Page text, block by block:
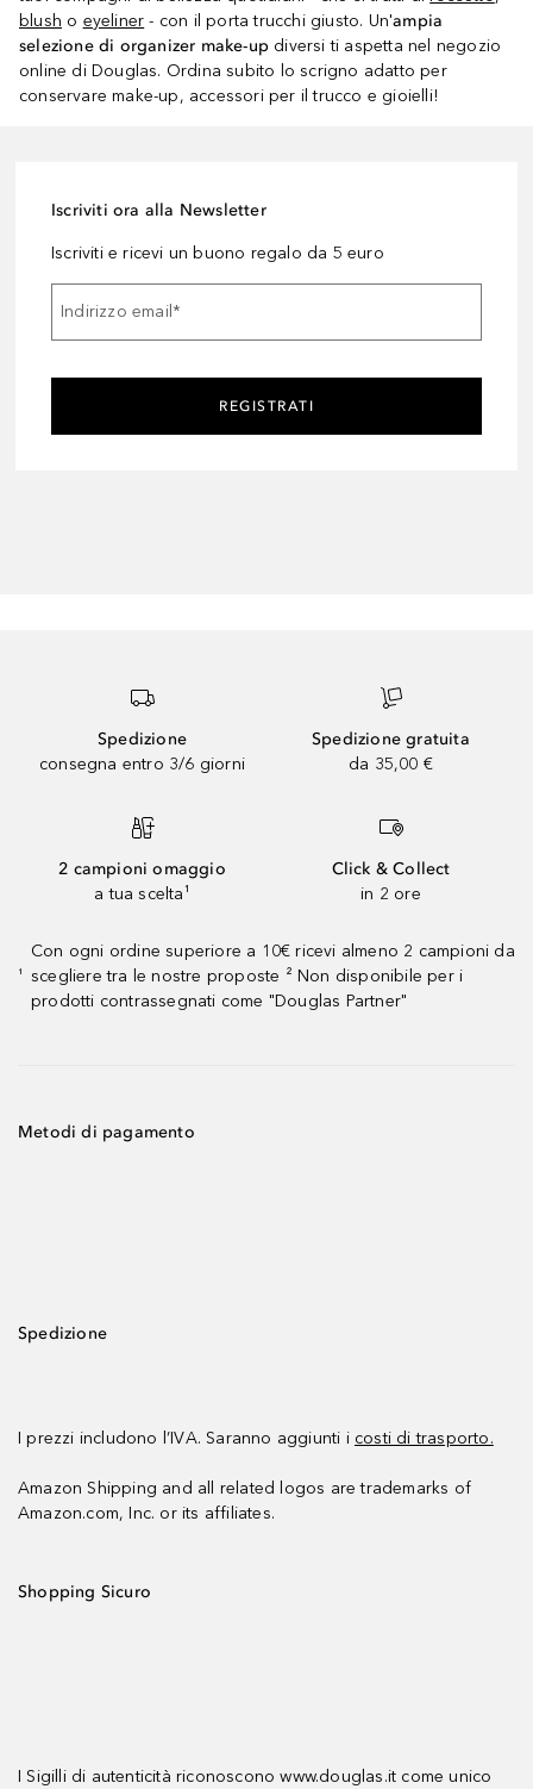
blush o eyeliner - con il porta trucchi giusto. Un'ampia
selezione di organizer make-up diversi ti aspetta nel negozio
online di Douglas. Ordina subito lo scrigno adatto per
conservare make-up, accessori per il trucco e gioielli!
Iscriviti ora alla Newsletter
Iscriviti e ricevi un buono regalo da 5 euro
Indirizzo email *
REGISTRATI
Spedizione
consegna entro 3/6 giorni
Spedizione gratuita
da 35,00 €
2 campioni omaggio
a tua scelta¹
Click & Collect
in 2 ore
¹
Con ogni ordine superiore a 10€ ricevi almeno 2 campioni da
scegliere tra le nostre proposte ² Non disponibile per i
prodotti contrassegnati come "Douglas Partner"
Metodi di pagamento
Spedizione
I prezzi includono l’IVA. Saranno aggiunti i costi di trasporto.
Amazon Shipping and all related logos are trademarks of
Amazon.com, Inc. or its affiliates.
Shopping Sicuro
I Sigilli di autenticità riconoscono www.douglas.it come unico